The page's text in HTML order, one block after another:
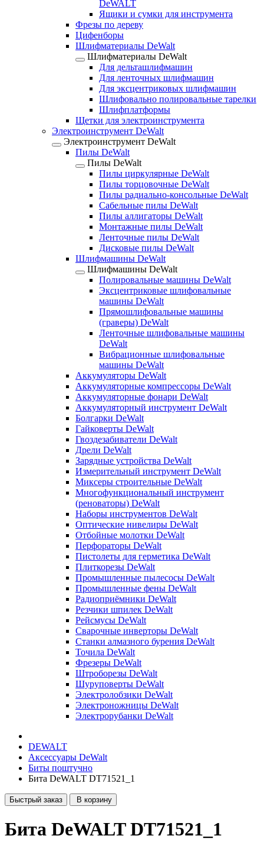
DeWALT
Ящики и сумки для инструмента
Фрезы по дереву
Цифенборы
Шлифматериалы DeWalt
Шлифматериалы DeWalt
Для дельташлифмашин
Для ленточных шлифмашин
Для эксцентриковых шлифмашин
Шлифовально полировальные тарелки
Шлифплатформы
Щетки для электроинструмента
Электроинструмент DeWalt
Электроинструмент DeWalt
Пилы DeWalt
Пилы DeWalt
Пилы циркулярные DeWalt
Пилы торцовочные DeWalt
Пилы радиально-консольные DeWalt
Сабельные пилы DeWalt
Пилы аллигаторы DeWalt
Монтажные пилы DeWalt
Ленточные пилы DeWalt
Дисковые пилы DeWalt
Шлифмашины DeWalt
Шлифмашины DeWalt
Полировальные машины DeWalt
Эксцентриковые шлифовальные
машины DeWalt
Прямошлифовальные машины
(граверы) DeWalt
Ленточные шлифовальные машины
DeWalt
Вибрационные шлифовальные
машины DeWalt
Аккумуляторы DeWalt
Аккумуляторные компрессоры DeWalt
Аккумуляторные фонари DeWalt
Аккумуляторный инструмент DeWalt
Болгарки DeWalt
Гайковерты DeWalt
Гвоздезабиватели DeWalt
Дрели DeWalt
Зарядные устройства DeWalt
Измерительный инструмент DeWalt
Миксеры строительные DeWalt
Многофункциональный инструмент
(реноваторы) DeWalt
Наборы инструментов DeWalt
Оптические нивелиры DeWalt
Отбойные молотки DeWalt
Перфораторы DeWalt
Пистолеты для герметика DeWalt
Плиткорезы DeWalt
Промышленные пылесосы DeWalt
Промышленные фены DeWalt
Радиоприёмники DeWalt
Резчики шпилек DeWalt
Рейсмусы DeWalt
Сварочные инверторы DeWalt
Станки алмазного бурения DeWalt
Точила DeWalt
Фрезеры DeWalt
Штроборезы DeWalt
Шуруповерты DeWalt
Электролобзики DeWalt
Электроножницы DeWalt
Электрорубанки DeWalt
DEWALT
Аксессуары DeWalt
Биты поштучно
Бита DeWALT DT71521_1
Быстрый заказ В корзину
Бита DeWALT DT71521_1